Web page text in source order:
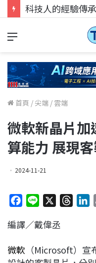
首頁 /尖端 / 雲端
微軟新晶片
算能力 展現
2024-11-21
c
b
n
a
e
編譯／戴偉丞
微軟 （Microsoft）